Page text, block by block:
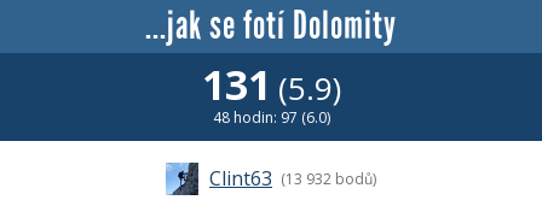
...jak se fotí Dolomity
131 (5.9)
48 hodin: 97 (6.0)
Clint63 (13 932 bodů)